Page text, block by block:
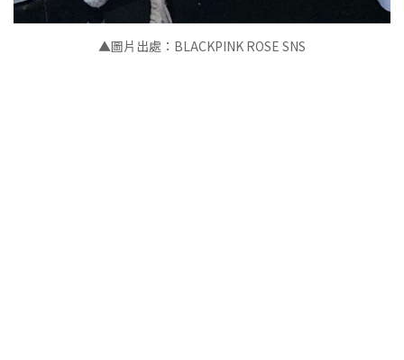
▲圖片出處：BLACKPINK ROSE SNS